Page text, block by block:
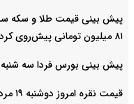
۸۱ میلیون تومانی پیش‌روی کرد+ جدول
پیش بینی بورس فردا سه شنبه ۲۰ مرداد ۱۴۰۵
قیمت نقره امروز دوشنبه ۱۹ مرداد ۱۴۰۵ / نقره ۳۵۰ تومان کاهش یافت